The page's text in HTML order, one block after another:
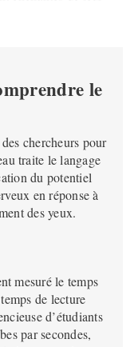
le
chercheurs pour
traite le langage
du potentiel
en réponse à
des yeux.
mesuré le temps
de lecture
d’étudiants
par secondes,